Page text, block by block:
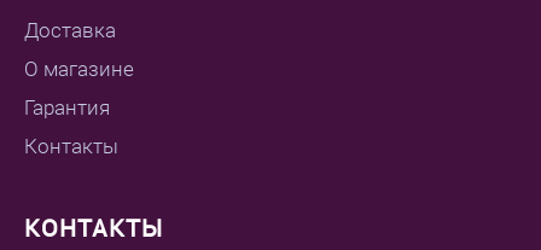
Доставка
О магазине
Гарантия
Контакты
КОНТАКТЫ